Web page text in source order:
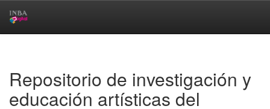
Repositorio de investigación y
educación artísticas del